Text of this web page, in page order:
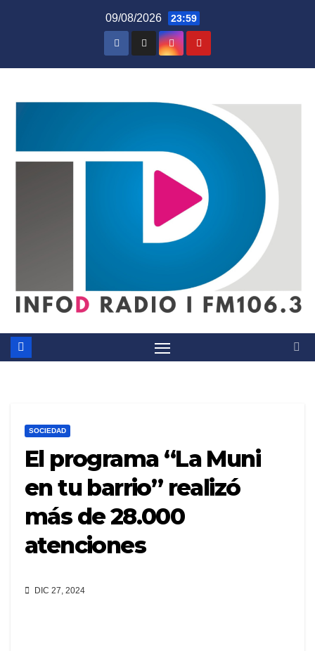
09/08/2026 23:59
SOCIEDAD
El programa “La Muni
en tu barrio” realizó
más de 28.000
atenciones
DIC 27, 2024